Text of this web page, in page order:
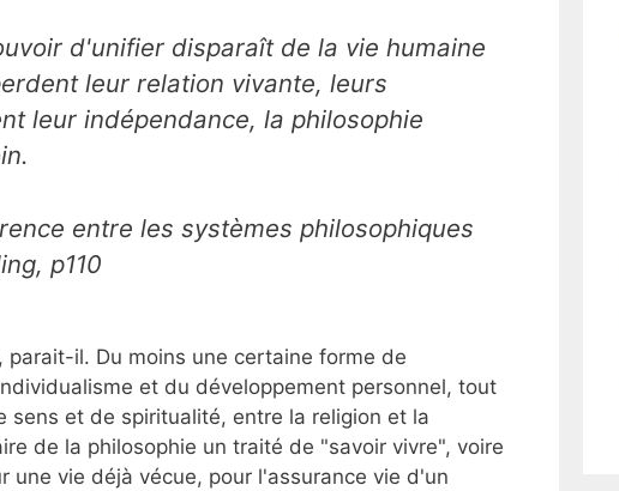
d'unifier disparaît de la vie humaine
leur relation vivante, leurs
leur indépendance, la philosophie
entre les systèmes philosophiques
p110
, parait-il. Du moins une certaine forme de
et du développement personnel, tout
sens et de spiritualité, entre la religion et la
de la philosophie un traité de "savoir vivre", voire
une vie déjà vécue, pour l'assurance vie d'un